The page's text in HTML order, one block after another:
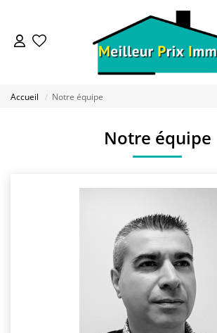
ACHETER
VENDRE
BAILLEUR
FONDS DE COMMERCE
NOS AGENCES
Accueil Notre équipe
Notre équipe